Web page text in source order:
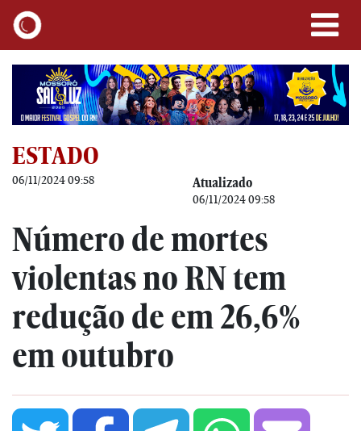
ESTADO
06/11/2024 09:58 Atualizado
06/11/2024 09:58
Número de mortes
violentas no RN tem
redução de em 26,6%
em outubro